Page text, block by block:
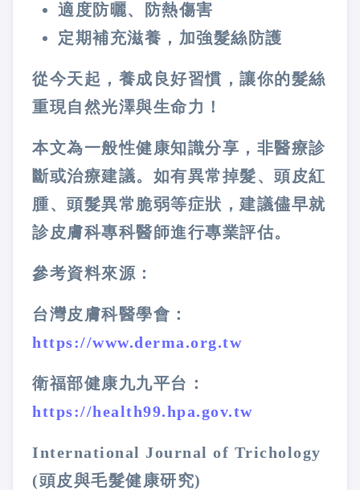
適度防曬、防熱傷害
定期補充滋養，加強髮絲防護
從今天起，養成良好習慣，讓你的髮絲
重現自然光澤與生命力！
本文為一般性健康知識分享，非醫療診
斷或治療建議。如有異常掉髮、頭皮紅
腫、頭髮異常脆弱等症狀，建議儘早就
診皮膚科專科醫師進行專業評估。
參考資料來源 ：
台灣皮膚科醫學會：
https://www.derma.org.tw
衛福部健康九九平台：
https://health99.hpa.gov.tw
International Journal of Trichology
(頭皮與毛髮健康研究)